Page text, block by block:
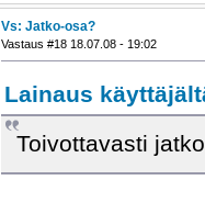
Vs: Jatko-osa?
Vastaus #18 18.07.08 - 19:02
Lainaus
Toivottavasti